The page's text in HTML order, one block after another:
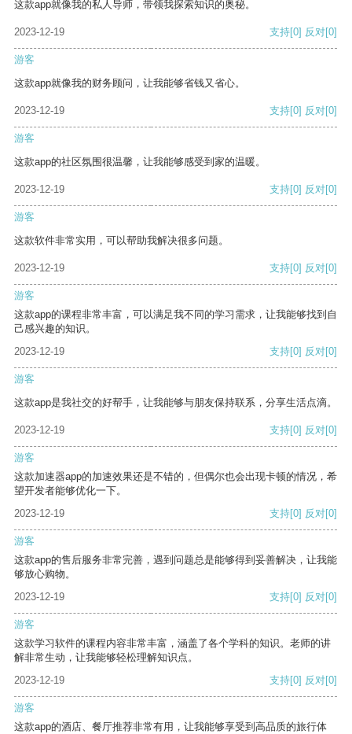
这款app就像我的私人导师，带领我探索知识的奥秘。
2023-12-19 支持[0] 反对[0]
游客
这款app就像我的财务顾问，让我能够省钱又省心。
2023-12-19 支持[0] 反对[0]
游客
这款app的社区氛围很温馨，让我能够感受到家的温暖。
2023-12-19 支持[0] 反对[0]
游客
这款软件非常实用，可以帮助我解决很多问题。
2023-12-19 支持[0] 反对[0]
游客
这款app的课程非常丰富，可以满足我不同的学习需求，让我能够找到自
己感兴趣的知识。
2023-12-19
支持[0] 反对[0]
游客
这款app是我社交的好帮手，让我能够与朋友保持联系，分享生活点滴。
2023-12-19 支持[0] 反对[0]
游客
这款加速器app的加速效果还是不错的，但偶尔也会出现卡顿的情况，希
望开发者能够优化一下。
2023-12-19
支持[0] 反对[0]
游客
这款app的售后服务非常完善，遇到问题总是能够得到妥善解决，让我能
够放心购物。
2023-12-19
支持[0] 反对[0]
游客
这款学习软件的课程内容非常丰富，涵盖了各个学科的知识。老师的讲
解非常生动，让我能够轻松理解知识点。
2023-12-19
支持[0] 反对[0]
游客
这款app的酒店、餐厅推荐非常有用，让我能够享受到高品质的旅行体